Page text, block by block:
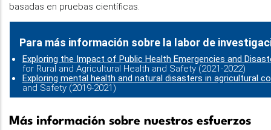
basadas en pruebas científicas.
Para más información sobre la labor de
Exploring the Impact of Public Health Emergencies and
for Rural and Agricultural Health and Safety (2021-2022)
Exploring mental health and natural disasters in agricultural
and Safety (2019-2021)
Más información sobre nuestros esfuerzos